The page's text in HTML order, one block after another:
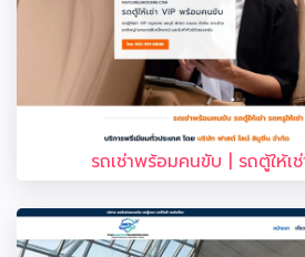
รถเช่าพร้อมคนขับ | รถตู้ให้เช่